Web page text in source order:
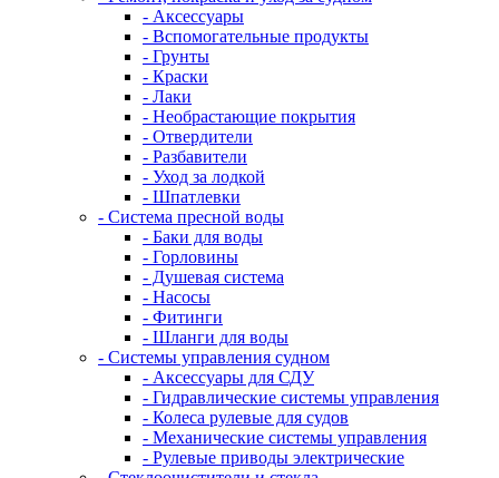
- Аксессуары
- Вспомогательные продукты
- Грунты
- Краски
- Лаки
- Необрастающие покрытия
- Отвердители
- Разбавители
- Уход за лодкой
- Шпатлевки
- Система пресной воды
- Баки для воды
- Горловины
- Душевая система
- Насосы
- Фитинги
- Шланги для воды
- Системы управления судном
- Аксессуары для СДУ
- Гидравлические системы управления
- Колеса рулевые для судов
- Механические системы управления
- Рулевые приводы электрические